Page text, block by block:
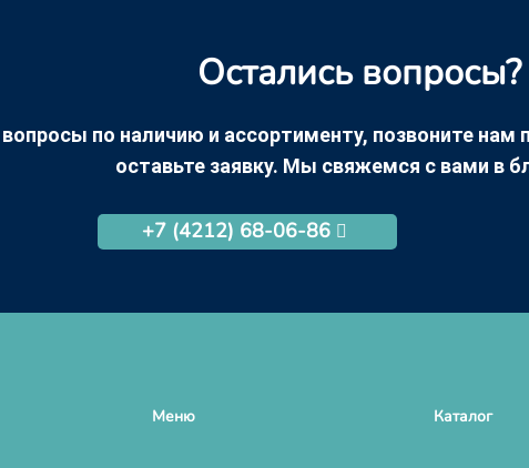
Остались
вопросы по наличию и ассортименту, позвоните
оставьте заявку. Мы свяжемся с вами в
+7 (4212) 68-06-86
Меню Каталог